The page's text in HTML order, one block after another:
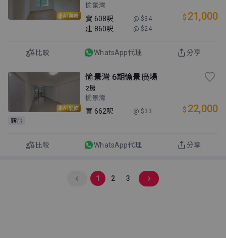
AI裝修
愉景灣
實 608呎 @ $34
建 860呎 @ $24
$ 21,000
比較 WhatsApp代理 分享
AI裝修
露台
愉景灣 6期愉景廣場
2房
愉景灣
實 662呎 @ $33 $ 22,000
比較 WhatsApp代理 分享
1 2 3